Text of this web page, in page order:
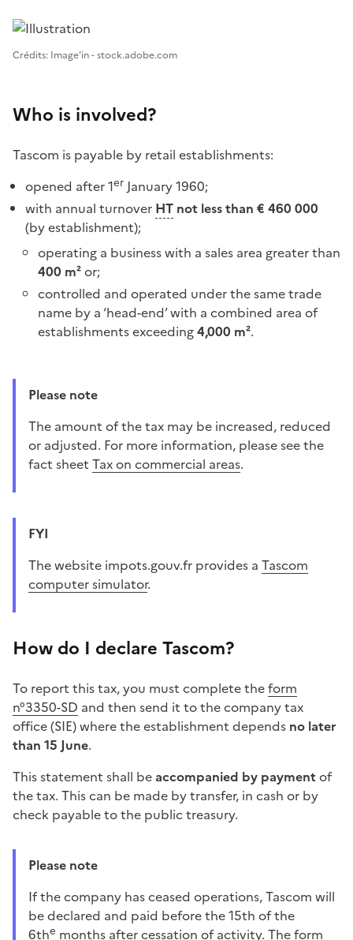
Image 1
Crédits: Image'in - stock.adobe.com
Who is involved?
Tascom is payable by retail establishments:
opened after 1er January 1960;
with annual turnover HT not less than € 460 000
(by establishment);
operating a business with a sales area greater than
400 m²or;
controlled and operated under the same trade
name by a ‘head-end’ with a combined area of
establishments exceeding4,000 m².
Please note
The amount of the tax may be increased, reduced
or adjusted. For more information, please see the
fact sheet Tax on commercial areas.
FYI
The website impots.gouv.fr provides a Tascom
computer simulator.
How do I declare Tascom?
To report this tax, you must complete theform
n°3350-SD and then send it to the company tax
office (SIE) where the establishment depends no later
than 15 June.
This statement shall beaccompanied by paymentof
the tax. This can be made by transfer, in cash or by
check payable to the public treasury.
Please note
If the company has ceased operations, Tascom will
be declared and paid before the 15th of the
6the months after cessation of activity. Theform